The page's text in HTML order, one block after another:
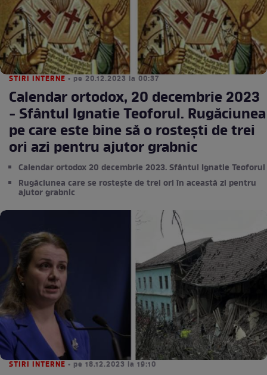
STIRI INTERNE • pe 20.12.2023 la 00:37
Calendar ortodox, 20 decembrie 2023
- Sfântul Ignatie Teoforul. Rugăciunea
pe care este bine să o rostești de trei
ori azi pentru ajutor grabnic
Calendar ortodox 20 decembrie 2023. Sfântul Ignatie Teoforul
Rugăciunea care se rostește de trei ori în această zi pentru
ajutor grabnic
STIRI INTERNE • pe 18.12.2023 la 19:10